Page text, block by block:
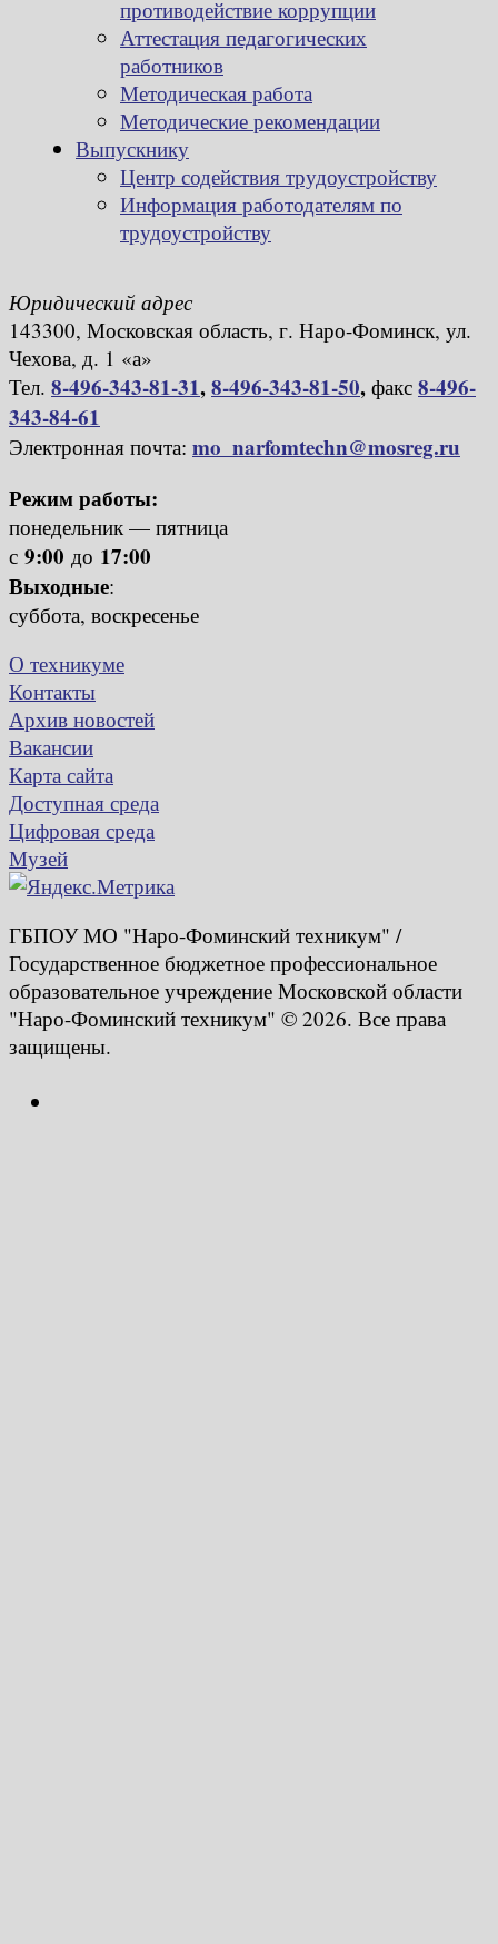
противодействие коррупции
Аттестация педагогических
работников
Методическая работа
Методические рекомендации
Выпускнику
Центр содействия трудоустройству
Информация работодателям по
трудоустройству
Юридический адрес
143300, Московская область, г. Наро-Фоминск, ул.
Чехова, д. 1 «а»
Тел. 8-496-343-81-31,8-496-343-81-50, факс 8-496-
343-84-61
Электронная почта: mo_narfomtechn@mosreg.ru
Режим работы:
понедельник — пятница
с 9:00 до 17:00
Выходные:
суббота, воскресенье
О техникуме
Контакты
Архив новостей
Вакансии
Карта сайта
Доступная среда
Цифровая среда
Музей
ГБПОУ МО "Наро-Фоминский техникум" /
Государственное бюджетное профессиональное
образовательное учреждение Московской области
"Наро-Фоминский техникум" © 2026. Все права
защищены.